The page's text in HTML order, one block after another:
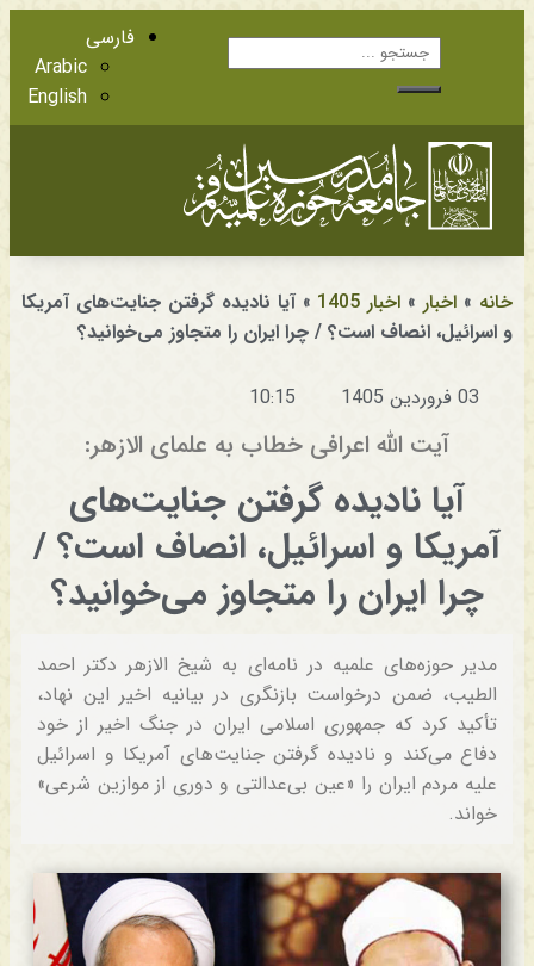
فارسی
Arabic
English
خانه » اخبار» اخبار 1405 »آیا نادیده گرفتن جنایت‌های آمریکا
و اسرائیل، انصاف است؟ / چرا ایران را متجاوز می‌خوانید؟
03 فروردین 1405 10:15
آیت الله اعرافی خطاب به علمای الازهر:
آیا نادیده گرفتن جنایت‌های
آمریکا و اسرائیل، انصاف است؟ /
چرا ایران را متجاوز می‌خوانید؟
مدیر حوزه‌های علمیه در نامه‌ای به شیخ الازهر دکتر احمد
الطیب، ضمن درخواست بازنگری در بیانیه اخیر این نهاد،
تأکید کرد که جمهوری اسلامی ایران در جنگ اخیر از خود
دفاع می‌کند و نادیده گرفتن جنایت‌های آمریکا و اسرائیل
علیه مردم ایران را «عین بی‌عدالتی و دوری از موازین شرعی»
خواند.